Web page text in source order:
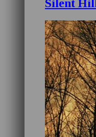
Silent